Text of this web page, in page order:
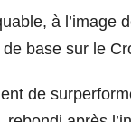
à l’image
base sur le
de